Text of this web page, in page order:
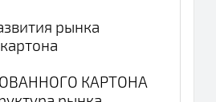
рынка
КАРТОНА